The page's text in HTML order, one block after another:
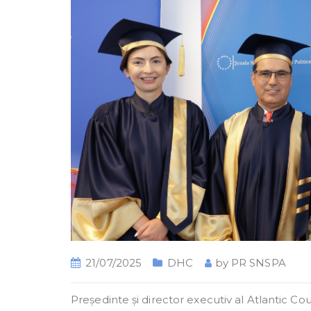
21/07/2025 DHC by PR SNSPA
Președinte și director executiv al Atlantic